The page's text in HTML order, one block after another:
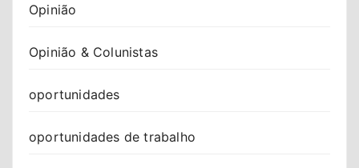
Opinião
Opinião & Colunistas
oportunidades
oportunidades de trabalho